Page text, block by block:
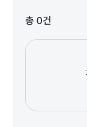
총 0건